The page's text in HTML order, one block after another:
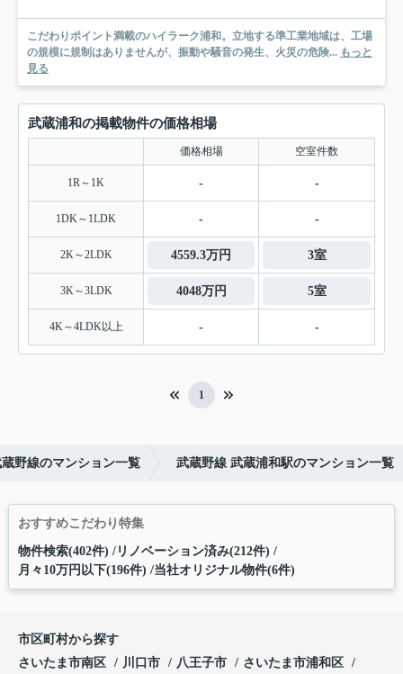
こだわりポイント満載のハイラーク浦和。立地する準工業地域は、工場
の規模に規制はありませんが、振動や騒音の発生、火災の危険... もっと
見る
武蔵浦和の掲載物件の価格相場
価格相場 空室件数
1R～1K - -
1DK～1LDK - -
2K～2LDK 4559.3万円 3室
3K～3LDK 4048万円 5室
4K～4LDK以上 - -
1
野線のマンション一覧 武蔵野線 武蔵浦和駅のマンション一覧
おすすめこだわり特集
物件検索(402件) リノベーション済み(212件)
月々10万円以下(196件) 当社オリジナル物件(6件)
市区町村から探す
さいたま市南区
川口市 八王子市
さいたま市浦和区